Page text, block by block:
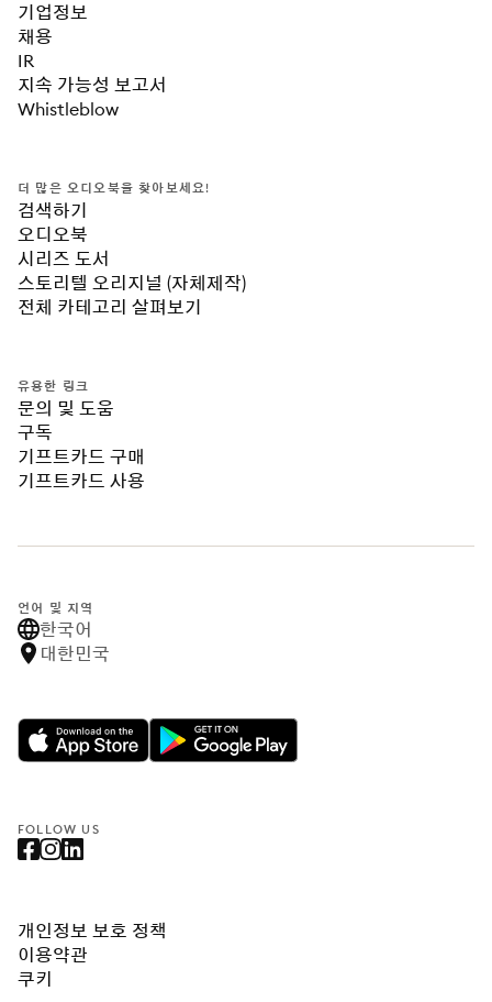
기업정보
채용
IR
지속 가능성 보고서
Whistleblow
더 많은 오디오북을 찾아보세요!
검색하기
오디오북
시리즈 도서
스토리텔 오리지널 (자체제작)
전체 카테고리 살펴보기
유용한 링크
문의 및 도움
구독
기프트카드 구매
기프트카드 사용
언어 및 지역
한국어
대한민국
FOLLOW US
개인정보 보호 정책
이용약관
쿠키